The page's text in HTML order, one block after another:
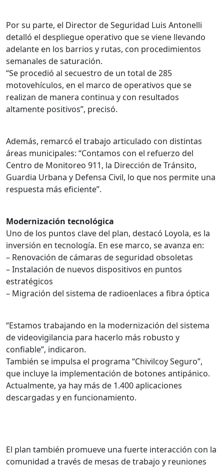
Por su parte, el Director de Seguridad Luis Antonelli
detalló el despliegue operativo que se viene llevando
adelante en los barrios y rutas, con procedimientos
semanales de saturación.
“Se procedió al secuestro de un total de 285
motovehículos, en el marco de operativos que se
realizan de manera continua y con resultados
altamente positivos”, precisó.
Además, remarcó el trabajo articulado con distintas
áreas municipales: “Contamos con el refuerzo del
Centro de Monitoreo 911, la Dirección de Tránsito,
Guardia Urbana y Defensa Civil, lo que nos permite una
respuesta más eficiente”.
Modernización tecnológica
Uno de los puntos clave del plan, destacó Loyola, es la
inversión en tecnología. En ese marco, se avanza en:
– Renovación de cámaras de seguridad obsoletas
– Instalación de nuevos dispositivos en puntos
estratégicos
– Migración del sistema de radioenlaces a fibra óptica
“Estamos trabajando en la modernización del sistema
de videovigilancia para hacerlo más robusto y
confiable”, indicaron.
También se impulsa el programa “Chivilcoy Seguro”,
que incluye la implementación de botones antipánico.
Actualmente, ya hay más de 1.400 aplicaciones
descargadas y en funcionamiento.
El plan también promueve una fuerte interacción con la
comunidad a través de mesas de trabajo y reuniones